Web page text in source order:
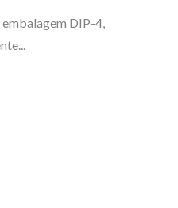
embalagem DIP-4,